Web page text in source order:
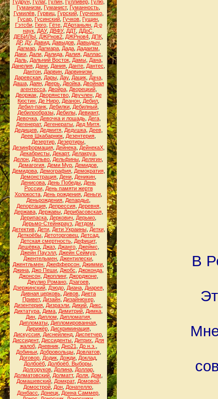
Гудрун, Гулаг, Гулин, Гулливер, Гулю,
Гуманизм
Гуманист, Гуманность
Гумилёв, Гурвиц, Гурский, Гурченко,
Гусар Гусинский Гучков Гущин
Гэтсби, Гюго, Гёте, Д'Артаньян, Д-р
наук ДАУ, ДВФУ, ДДТ, ДДоС
ДЕБИЛЫ
ДЖРнов2 ДЖРнов4 ДПК
ДР, ДУ, Давид, Давыдов, Давыдыч
Дагмар Дагмара Дада Дадаизм
Даки, Дали, Далида, Далия, Даллас
Даль, Дальний Восток, Дамы, Дана,
Данелия Дани Дания Данте Дантес
Дантон Дарвин Дарвинизм
Даревская, Дары, Дау, Дацик, Дача,
Даша, Даян, Дверь, Двойка, Двойная
агентесса, Двойра, Дворецкий,
Дворжак, Дворянство, Двучлен, Де
Кюстин Де Ниро Деанон Дебил
Дебил-панк Дебилки Дебилный
Дебилообразы, Дебилы, Девиант,
Девочка, Девочка и лошадь, Дега,
Дегенерат, Дегенераты Дед Митя
Дедищев, Дедмитя, Дедушка, Деев,
Деев Шкабарнюк Дезентерия
Дезертир, Дезертиры,
Дезинформация, Дейнека, ДейнекаХ,
Декабристы Декарт, Делакруа
Делон Дельво Дельфины Делягин
Демагогия Деми Мур Демидов
Демидова, Демография, Демократия,
Демонстрация Дени Деникин
Денисова День Победы День
России, День памяти жертв
Холокоста День рождения Деньги
Деньрождения Депардье
Депортация, Депрессия, Деревня,
Держава, Державы, Дерибасовская,
Дерипаска Деркович Дерьмо
Дерьмо-Стейнкрауз, Детдом
Детектив, Дети, Дети Украины, Детки,
Деткоёбы, Детоторговец, Детсад,
Детская смертность, Дефицит,
Дешёвка, Джаз, Джанго, Джеймс
Джейн Пауэлл, Джейн Сеймур,
Джентельмен Джентилески
Джентльмен Джефферсон Джимми
Джина Джо Пеши Джобс Джоконда
Джонсон, Джоплинг, Джорджоне,
Джулио Романо, Дзагоев,
Дзержинский, Дзюдо, Диана, Диарея,
Дивная церковь Дивов Диета
Привет, Дизайн, Дизайнюхер,
Дизентерия Дизраэли Дикий Дикс
Диктатура Дима Димитрий Димка
Дин, Диплом Дипломатия,
Дипломаты Дипломированная
Дирижёр, Дискриминация,
Дискуссия Диснейленд Диспетчер
Диссидент, Диссиденты Дитрих
Для
жалоб, Дневник, Дно21 До н.э.
Добиньи, Добровольцы, Довлатов,
Договор Додик Дожди Доклад
Долбоёб Долбоёб. Выборы
Долгоруков, Долина, Доллар,
Долматовский Долматт, Доля Дом
Домашевский, Домкрат, Домовой,
Домострой Дон Донателло
Донбасс
Донецк Донна Саммер
В